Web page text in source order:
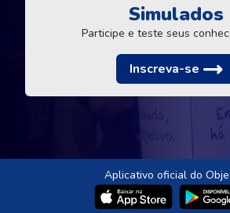
Simulados
Participe e teste seus
Inscreva-se
Aplicativo oficial do